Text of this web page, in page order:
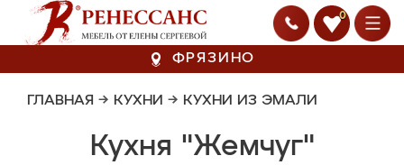
0
ФРЯЗИНО
ГЛАВНАЯ → КУХНИ → КУХНИ ИЗ ЭМАЛИ
Кухня "Жемчуг"